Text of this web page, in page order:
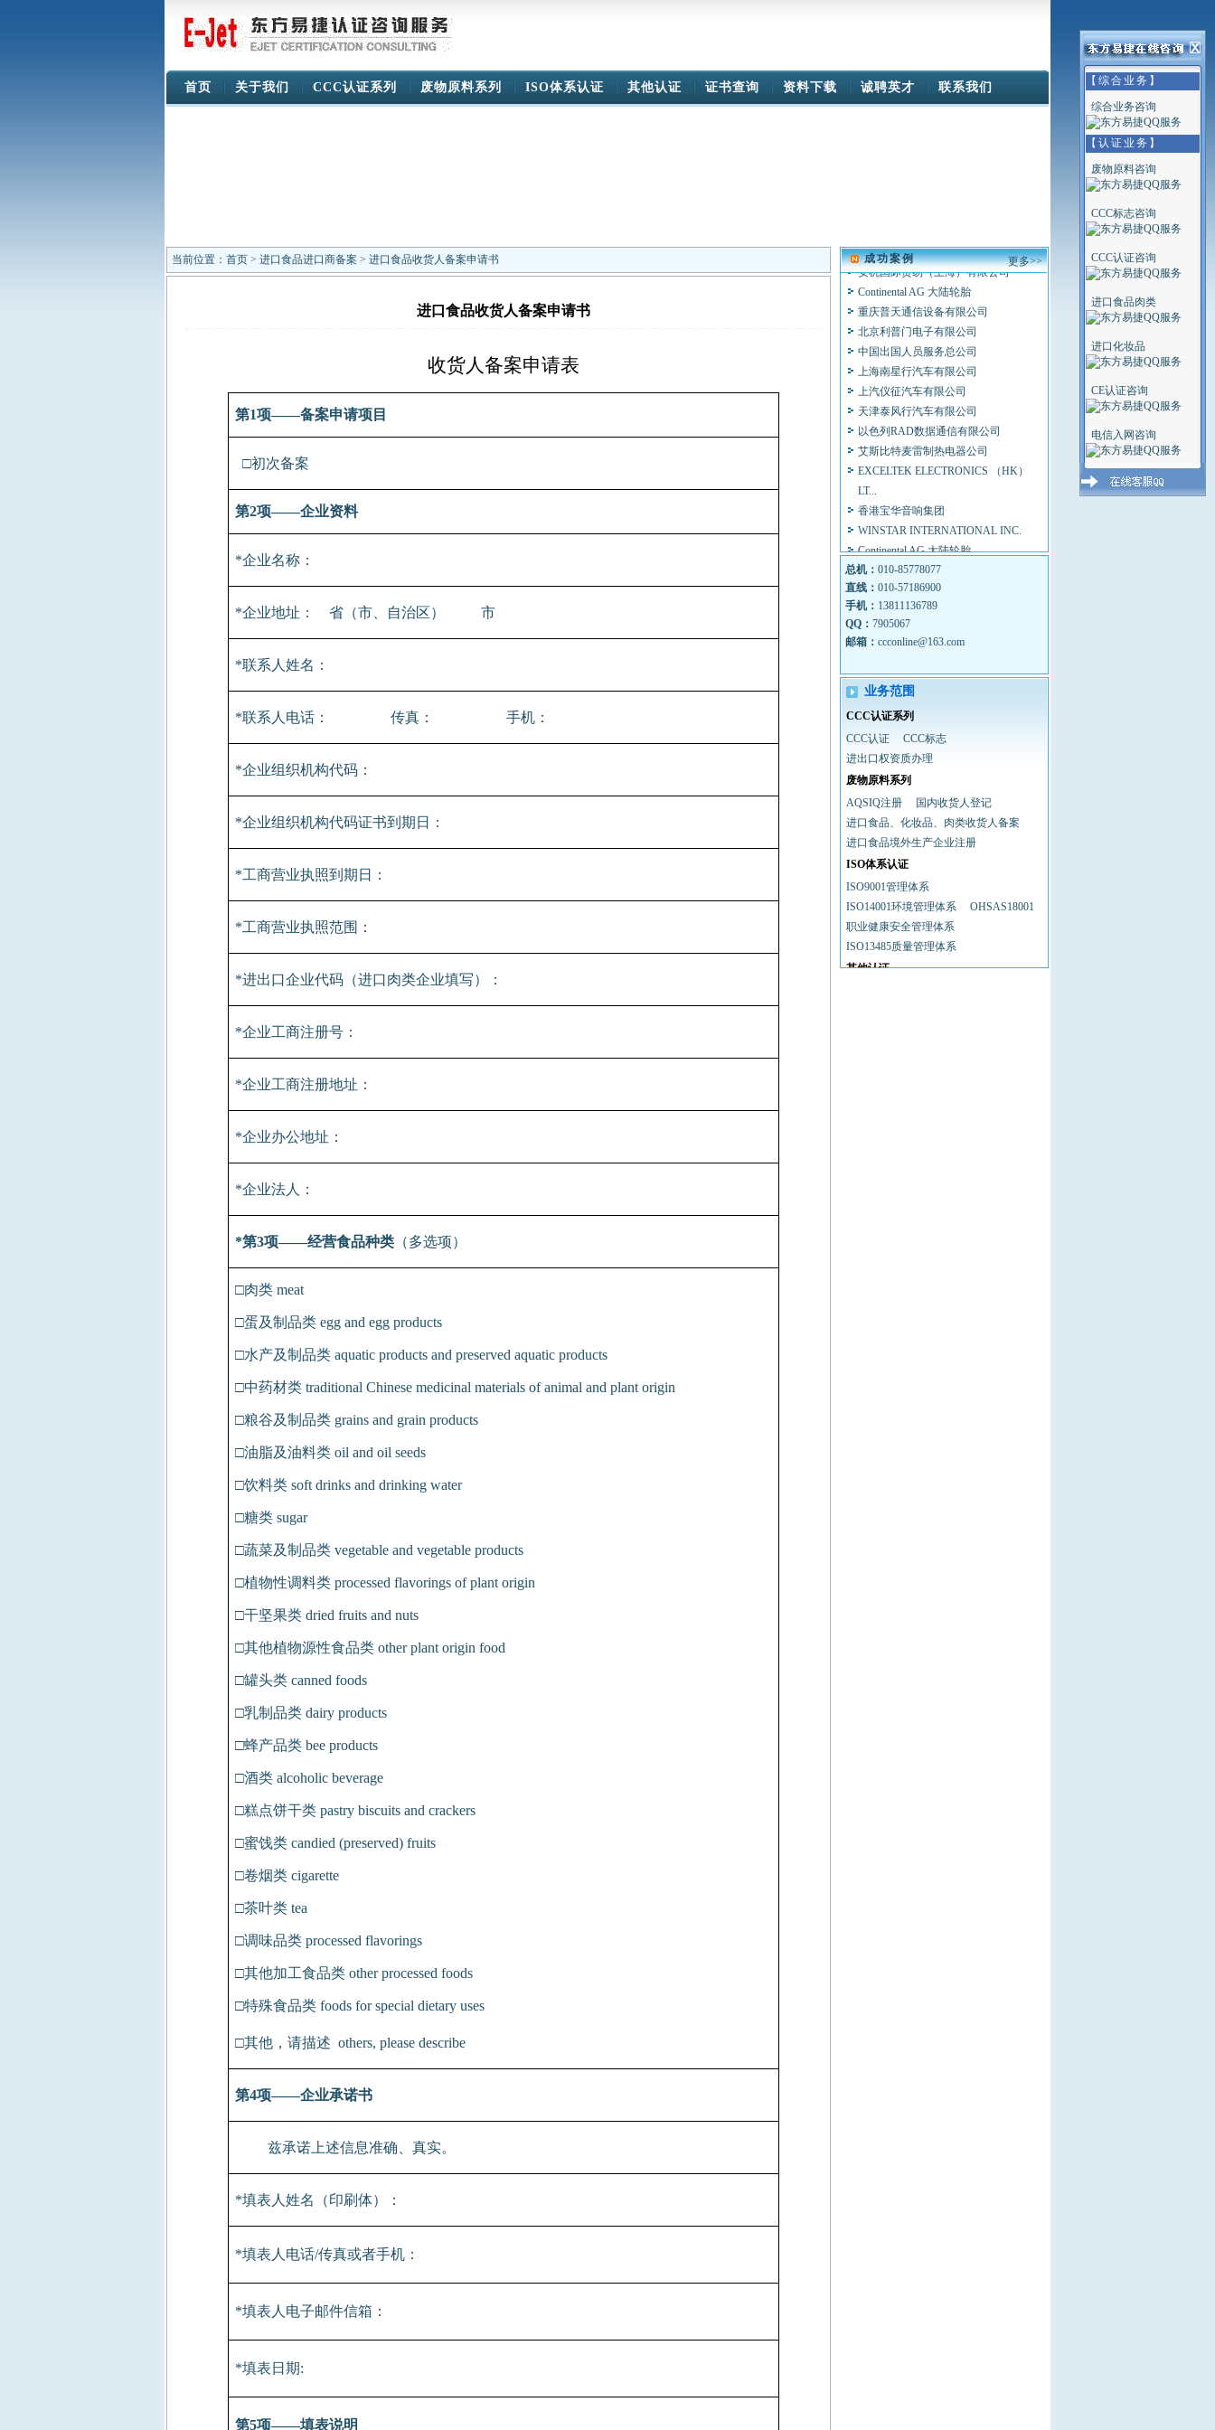
首页 关于我们 CCC认证系列 废物原料系列 ISO体系认证 其他认证 证书查询 资料下载 诚聘英才 联系我们
当前位置： 首页 > 进口食品进口商备案 > 进口食品收货人备案申请书
进口食品收货人备案申请书
收货人备案申请表
第1项——备案申请项目
□初次备案
第2项——企业资料
*企业名称：
*企业地址： 省（市、自治区） 市
*联系人姓名 ：
*联系人电话： 传真： 手机：
*企业组织机构代码：
*企业组织机构代码证书到期日：
*工商营业执照到期日：
*工商营业执照范围：
*进出口企业代码（进口肉类企业填写）：
*企业工商注册号：
*企业工商注册地址：
*企业办公地址：
*企业法人：
*第3项——经营食品种类（多选项）
□肉类meat
□蛋及制品类egg and egg products
□水产及制品类aquatic products and preserved aquatic products
□中药材类traditional Chinese medicinal materials of animal and plant origin
□粮谷及制品类grains and grain products
□油脂及油料类oil and oil seeds
□饮料类soft drinks and drinking water
□糖类 sugar
□蔬菜及制品类vegetable and vegetable products
□植物性调料类processed flavorings of plant origin
□干坚果类dried fruits and nuts
□其他植物源性食品类other plant origin food
□罐头类canned foods
□乳制品类dairy products
□蜂产品类bee products
□酒类alcoholic beverage
□糕点饼干类pastry biscuits and crackers
□蜜饯类candied (preserved) fruits
□卷烟类cigarette
□茶叶类tea
□调味品类processed flavorings
□其他加工食品类other processed foods
□特殊食品类foods for special dietary uses
□其他，请描述 others, please describe
第4项——企业承诺书
兹承诺上述信息准确、真实。
*填表人姓名（印刷体）：
*填表人电话/传真或者手机：
*填表人电子邮件信箱：
*填表日期:
第5项——填表说明
更多>>
成功案例
日电（中国）有限公司
天津三星SDI有限公司
安机国际贸易（上海）有限公司
Continental AG 大陆轮胎
重庆普天通信设备有限公司
北京利普门电子有限公司
中国出国人员服务总公司
上海南星行汽车有限公司
上汽仪征汽车有限公司
天津泰风行汽车有限公司
以色列RAD数据通信有限公司
艾斯比特麦雷制热电器公司
EXCELTEK ELECTRONICS （HK）
LT...
香港宝华音响集团
WINSTAR INTERNATIONAL INC.
Continental AG 大陆轮胎
摩托罗拉（中国）有限公司
联想集团
日电（中国）有限公司
天津三星SDI有限公司
西门子（中国）有限公司
DEL 医疗影象集团
Villa Sistemi Medicali S.P.a.
OWANDY S。P。A
北京标特电子技术研究所
安徽菲特科技股份有限公司
安机国际贸易（上海）有限公司
重庆普天通信设备有限公司
北京利普门电子有限公司
中国出国人员服务总公司
上海南星行汽车有限公司
上汽仪征汽车有限公司
天津泰风行汽车有限公司
以色列RAD数据通信有限公司
艾斯比特麦雷制热电器公司
EXCELTEK ELECTRONICS （HK）
总机： 010-85778077
直线： 010-57186900
手机： 13811136789
QQ： 7905067
邮箱： ccconline@163.com
业务范围
CCC认证系列
CCC认证
CCC标志
进出口权资质办理
废物原料系列
AQSIQ注册
国内收货人登记
进口食品、化妆品、肉类收货人备案
进口食品境外生产企业注册
ISO体系认证
ISO9001管理体系
ISO14001环境管理体系
OHSAS18001
职业健康安全管理体系
ISO13485质量管理体系
其他认证
【综合业务】
综合业务咨询
【认证业务】
废物原料咨询
CCC标志咨询
CCC认证咨询
进口食品肉类
进口化妆品
CE认证咨询
电信入网咨询